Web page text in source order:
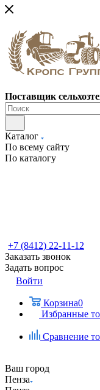
Поставщик
Каталог
По всему сайту
По каталогу
+7 (8412) 22-11-12
Заказать звонок
Задать вопрос
Войти
Корзина0
Избранные
Сравнение
Ваш город
Пенза